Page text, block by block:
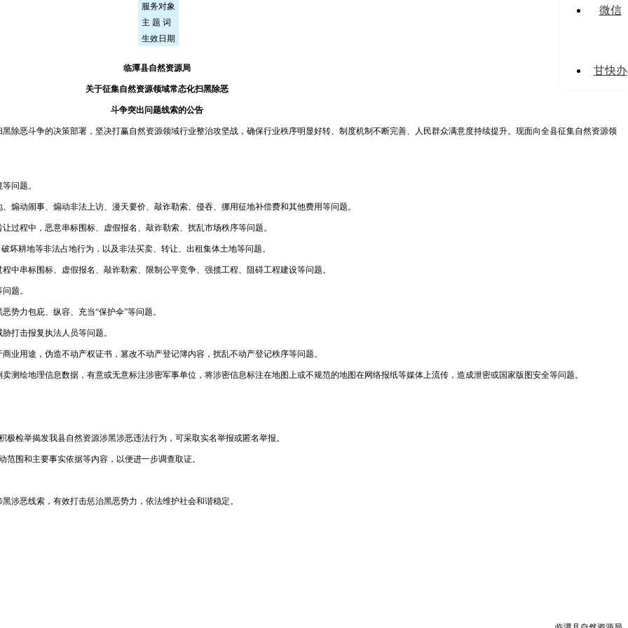
服务对象
主 题 词
生效日期
临潭县自然资源局
关于征集自然资源领域常态化扫黑除恶
斗争突出问题线索的公告
除恶斗争的决策部署，坚决打赢自然资源领域行业整治攻坚战，确保行业秩序明显好转、制度机制不断完善、人民群众满意度持续提升。现面向全县征集自然资源领
问题。
动闹事、煽动非法上访、漫天要价、敲诈勒索、侵吞、挪用征地补偿费和其他费用等问题。
过程中，恶意串标围标、虚假报名、敲诈勒索、扰乱市场秩序等问题。
坏耕地等非法占地行为，以及非法买卖、转让、出租集体土地等问题。
串标围标、虚假报名、敲诈勒索、限制公平竞争、强揽工程、阻碍工程建设等问题。
题。
势力包庇、纵容、充当“保护伞”等问题。
打击报复执法人员等问题。
用途，伪造不动产权证书，篡改不动产登记簿内容，扰乱不动产登记秩序等问题。
测绘地理信息数据，有意或无意标注涉密军事单位，将涉密信息标注在地图上或不规范的地图在网络报纸等媒体上流传，造成泄密或国家版图安全等问题。
检举揭发我县自然资源涉黑涉恶违法行为，可采取实名举报或匿名举报。
围和主要事实依据等内容，以便进一步调查取证。
涉恶线索，有效打击惩治黑恶势力，依法维护社会和谐稳定。
微信
甘快办